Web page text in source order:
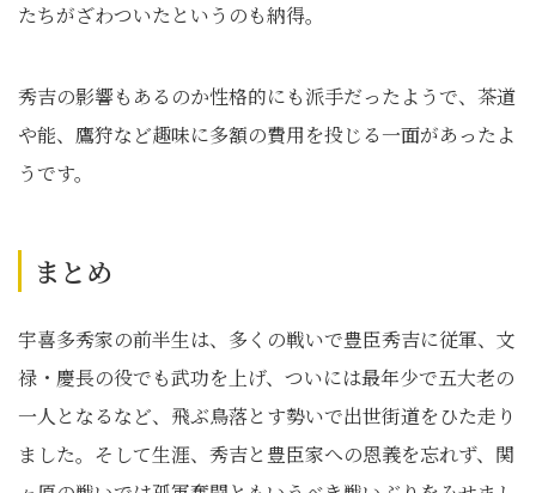
たちがざわついたというのも納得。
秀吉の影響もあるのか性格的にも派手だったようで、茶道
や能、鷹狩など趣味に多額の費用を投じる一面があったよ
うです。
まとめ
宇喜多秀家の前半生は、多くの戦いで豊臣秀吉に従軍、文
禄・慶長の役でも武功を上げ、ついには最年少で五大老の
一人となるなど、飛ぶ鳥落とす勢いで出世街道をひた走り
ました。そして生涯、秀吉と豊臣家への恩義を忘れず、関